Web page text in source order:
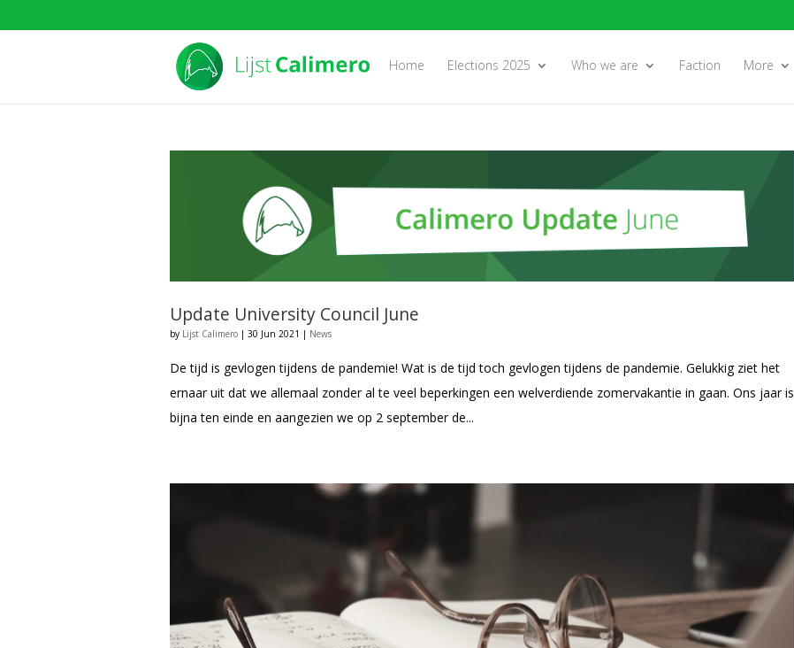
Home Elections 2025 Who we are Faction More
Update University Council June
by Lijst Calimero | 30 Jun 2021 | News
De tijd is gevlogen tijdens de pandemie! Wat is de tijd toch gevlogen tijdens de pandemie. Gelukkig ziet het
ernaar uit dat we allemaal zonder al te veel beperkingen een welverdiende zomervakantie in gaan. Ons jaar is
bijna ten einde en aangezien we op 2 september de...